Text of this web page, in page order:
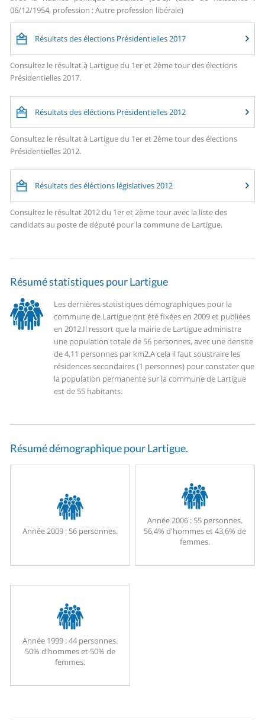
06/12/1954, profession : Autre profession libérale)
Résultats des élections Présidentielles 2017
Consultez le résultat à Lartigue du 1er et 2ème tour des élections
Présidentielles 2017.
Résultats des éléctions Présidentielles 2012
Consultez le résultat à Lartigue du 1er et 2ème tour des élections
Présidentielles 2012.
Résultats des éléctions législatives 2012
Consultez le résultat 2012 du 1er et 2ème tour avec la liste des
candidats au poste de député pour la commune de Lartigue.
Résumé statistiques pour Lartigue
Les dernières statistiques démographiques pour la
commune de Lartigue ont été fixées en 2009 et publiées
en 2012.Il ressort que la mairie de Lartigue administre
une population totale de 56 personnes, avec une densite
de 4,11 personnes par km2.A cela il faut soustraire les
résidences secondaires (1 personnes) pour constater que
la population permanente sur la commune de Lartigue
est de 55 habitants.
Résumé démographique pour Lartigue.
Année 2009 :56 personnes.
Année 2006 :55 personnes.
56,4% d'hommes et 43,6% de
femmes.
Année 1999 :44 personnes.
50% d'hommes et 50% de
femmes.